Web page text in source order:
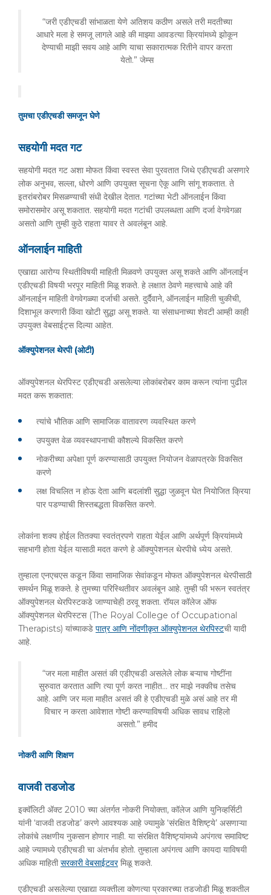
“जरी एडीएचडी सांभाळता येणे अतिशय कठीण असले तरी मदतीच्या
आधारे मला हे समजू लागले आहे की माझ्या आवडत्या क्रियांमध्ये झोकून
देण्याची माझी सवय आहे आणि याचा सकारात्मक रितीने वापर करता
येतो.” जेम्स
तुमचा एडीएचडी समजून घेणे
सहयोगी मदत गट
सहयोगी मदत गट अशा मोफत किंवा स्वस्त सेवा पुरवतात जिथे एडीएचडी असणारे
लोक अनुभव, सल्ला, धोरणे आणि उपयुक्त सूचना ऐकू आणि सांगू शकतात. ते
इतरांबरोबर मिसळण्याची संधी देखील देतात. गटांच्या भेटी ऑनलाईन किंवा
समोरासमोर असू शकतात. सहयोगी मदत गटांची उपलब्धता आणि दर्जा वेगवेगळा
असतो आणि तुम्ही कुठे राहता यावर ते अवलंबून आहे.
ऑनलाईन माहिती
एखाद्या आरोग्य स्थितीविषयी माहिती मिळवणे उपयुक्त असू शकते आणि ऑनलाईन
एडीएचडी विषयी भरपूर माहिती मिळू शकते. हे लक्षात ठेवणे महत्त्वाचे आहे की
ऑनलाईन माहिती वेगवेगळ्या दर्जाची असते. दुर्दैवाने, ऑनलाईन माहिती चुकीची,
दिशाभूल करणारी किंवा खोटी सुद्धा असू शकते. या संसाधनाच्या शेवटी आम्ही काही
उपयुक्त वेबसाईट्स दिल्या आहेत.
ऑक्युपेशनल थेरपी (ओटी)
ऑक्युपेशनल थेरपिस्ट एडीएचडी असलेल्या लोकांबरोबर काम करून त्यांना पुढील
मदत करू शकतात:
त्यांचे भौतिक आणि सामाजिक वातावरण व्यवस्थित करणे
उपयुक्त वेळ व्यवस्थापनाची कौशल्ये विकसित करणे
नोकरीच्या अपेक्षा पूर्ण करण्यासाठी उपयुक्त नियोजन वेळापत्रके विकसित
करणे
लक्ष विचलित न होऊ देता आणि बदलांशी सुद्धा जुळवून घेत नियोजित क्रिया
पार पडण्याची शिस्तबद्धता विकसित करणे.
लोकांना शक्य होईल तितक्या स्वतंत्रपणे राहता येईल आणि अर्थपूर्ण क्रियांमध्ये
सहभागी होता येईल यासाठी मदत करणे हे ऑक्युपेशनल थेरपीचे ध्येय असते.
तुम्हाला एनएचएस कडून किंवा सामाजिक सेवांकडून मोफत ऑक्युपेशनल थेरपीसाठी
समर्थन मिळू शकते. हे तुमच्या परिस्थितीवर अवलंबून आहे. तुम्ही फी भरून स्वतंत्र
ऑक्युपेशनल थेरपिस्टकडे जाण्याचेही ठरवू शकता. रॉयल कॉलेज ऑफ
ऑक्युपेशनल थेरपिस्टस (The Royal College of Occupational
Therapists) यांच्याकडे पात्र आणि नोंदणीकृत ऑक्युपेशनल थेरपिस्टची यादी
आहे.
“जर मला माहीत असतं की एडीएचडी असलेले लोक बऱ्याच गोष्टींना
सुरुवात करतात आणि त्या पूर्ण करत नाहीत… तर माझे नक्कीच तसेच
आहे. आणि जर मला माहीत असतं की हे एडीएचडी मुळे असं आहे तर मी
विचार न करता आवेशात गोष्टी करण्याविषयी अधिक सावध राहिलो
असतो.” हमीद
नोकरी आणि शिक्षण
वाजवी तडजोड
इक्वॅलिटी अ‍ॅक्ट 2010 च्या अंतर्गत नोकरी नियोक्ता, कॉलेज आणि युनिव्हर्सिटी
यांनी ‘वाजवी तडजोड’ करणे आवश्यक आहे ज्यामुळे ‘संरक्षित वैशिष्ट्ये’ असणाऱ्या
लोकांचे लक्षणीय नुकसान होणार नाही. या संरक्षित वैशिष्ट्यांमध्ये अपंगत्व समाविष्ट
आहे ज्यामध्ये एडीएचडी चा अंतर्भाव होतो. तुम्हाला अपंगत्व आणि कायदा याविषयी
अधिक माहितीसरकारी वेबसाईटवरमिळू शकते.
एडीएचडी असलेल्या एखाद्या व्यक्तीला कोणत्या प्रकारच्या तडजोडी मिळू शकतील